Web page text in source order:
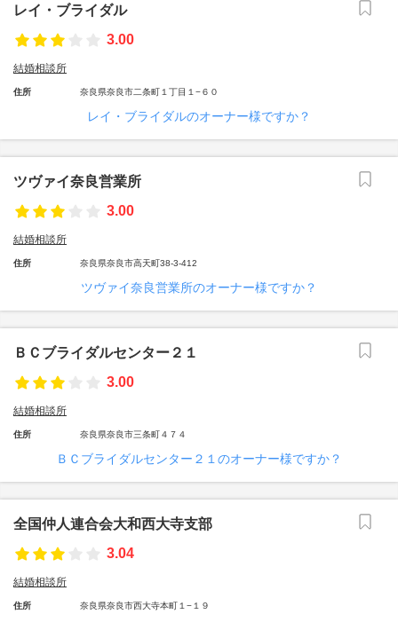
レイ・ブライダル
3.00
結婚相談所
住所 奈良県奈良市二条町１丁目１−６０
レイ・ブライダルのオーナー様ですか？
ツヴァイ奈良営業所
3.00
結婚相談所
住所 奈良県奈良市高天町38-3-412
ツヴァイ奈良営業所のオーナー様ですか？
ＢＣブライダルセンター２１
3.00
結婚相談所
住所 奈良県奈良市三条町４７４
ＢＣブライダルセンター２１のオーナー様ですか？
全国仲人連合会大和西大寺支部
3.04
結婚相談所
住所 奈良県奈良市西大寺本町１−１９